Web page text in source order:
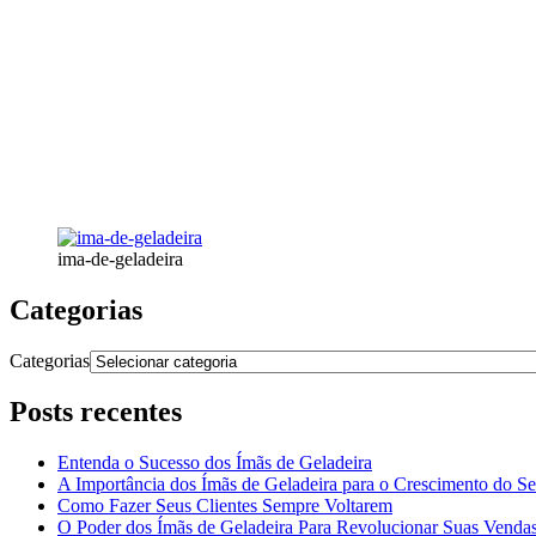
ima-de-geladeira
Categorias
Categorias
Posts recentes
Entenda o Sucesso dos Ímãs de Geladeira
A Importância dos Ímãs de Geladeira para o Crescimento do
Como Fazer Seus Clientes Sempre Voltarem
O Poder dos Ímãs de Geladeira Para Revolucionar Suas